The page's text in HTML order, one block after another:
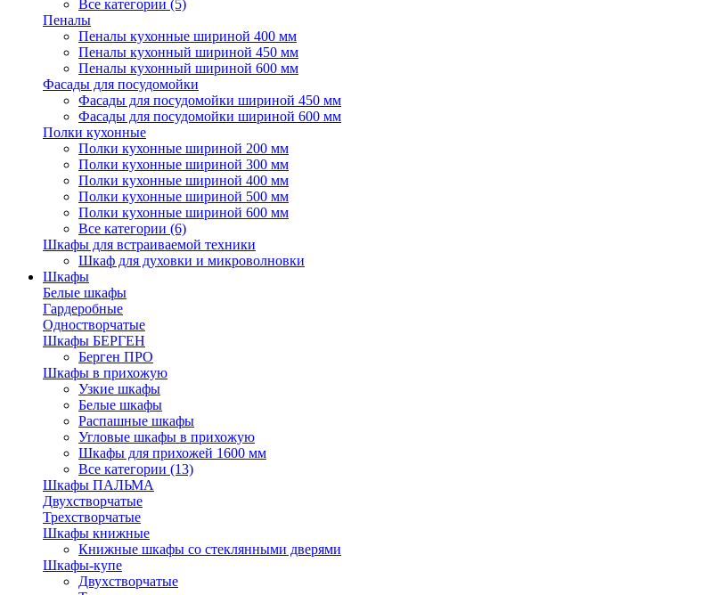
Все категории (5)
Пеналы
Пеналы кухонные шириной 400 мм
Пеналы кухонный шириной 450 мм
Пеналы кухонный шириной 600 мм
Фасады для посудомойки
Фасады для посудомойки шириной 450 мм
Фасады для посудомойки шириной 600 мм
Полки кухонные
Полки кухонные шириной 200 мм
Полки кухонные шириной 300 мм
Полки кухонные шириной 400 мм
Полки кухонные шириной 500 мм
Полки кухонные шириной 600 мм
Все категории (6)
Шкафы для встраиваемой техники
Шкаф для духовки и микроволновки
Шкафы
Белые шкафы
Гардеробные
Одностворчатые
Шкафы БЕРГЕН
Берген ПРО
Шкафы в прихожую
Узкие шкафы
Белые шкафы
Распашные шкафы
Угловые шкафы в прихожую
Шкафы для прихожей 1600 мм
Все категории (13)
Шкафы ПАЛЬМА
Двухстворчатые
Трехстворчатые
Шкафы книжные
Книжные шкафы со стеклянными дверями
Шкафы-купе
Двухстворчатые